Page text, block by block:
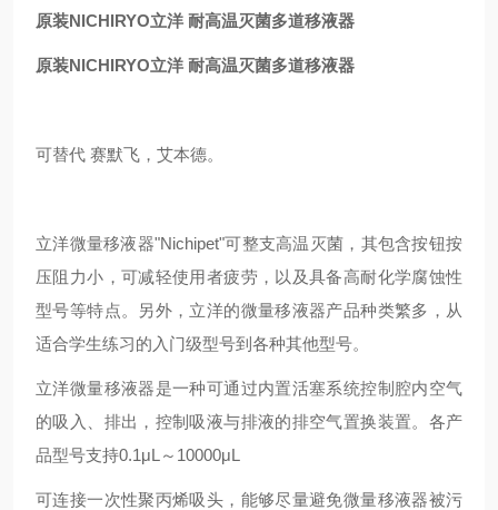
原装NICHIRYO立洋 耐高温灭菌多道移液器
原装NICHIRYO立洋 耐高温灭菌多道移液器
可替代 赛默飞，艾本德。
立洋微量移液器"Nichipet"可整支高温灭菌，其包含按钮按
压阻力小，可减轻使用者疲劳，以及具备高耐化学腐蚀性
型号等特点。另外，立洋的微量移液器产品种类繁多，从
适合学生练习的入门级型号到各种其他型号。
立洋微量移液器是一种可通过内置活塞系统控制腔内空气
的吸入、排出，控制吸液与排液的排空气置换装置。各产
品型号支持0.1μL～10000μL
可连接一次性聚丙烯吸头，能够尽量避免微量移液器被污